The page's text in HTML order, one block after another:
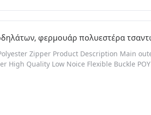
φερμουάρ πολυεστέρα
Zipper Product Description Main
High Quality Low Noice Flexible Buckle